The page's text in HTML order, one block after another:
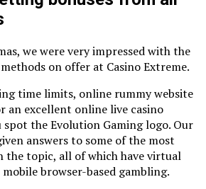
we were very impressed with the
on offer at Casino Extreme.
time limits, online rummy website
an excellent online live casino
spot the Evolution Gaming logo. Our
answers to some of the most
the topic, all of which have virtual
browser-based gambling.